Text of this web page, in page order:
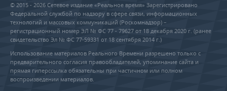
© 2015 - 2026 Сетевое издание «Реальное время» Зарегистрировано
Федеральной службой по надзору в сфере связи, информационных
технологий и массовых коммуникаций (Роскомнадзор) –
регистрационный номер ЭЛ № ФС 77 - 79627 от 18 декабря 2020 г. (ранее
свидетельство Эл № ФС 77-59331 от 18 сентября 2014 г.)
Использование материалов Реального Времени разрешено только с
предварительного согласия правообладателей, упоминание сайта и
прямая гиперссылка обязательны при частичном или полном
воспроизведении материалов.